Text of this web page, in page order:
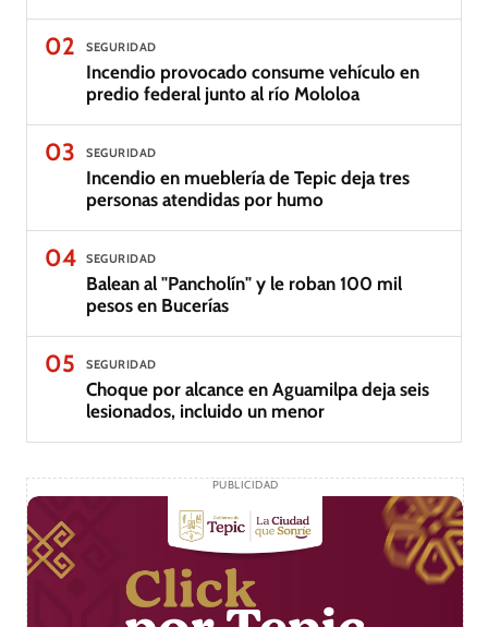
02 SEGURIDAD
Incendio provocado consume vehículo en
predio federal junto al río Mololoa
03 SEGURIDAD
Incendio en mueblería de Tepic deja tres
personas atendidas por humo
04 SEGURIDAD
Balean al "Pancholín" y le roban 100 mil
pesos en Bucerías
05 SEGURIDAD
Choque por alcance en Aguamilpa deja seis
lesionados, incluido un menor
PUBLICIDAD